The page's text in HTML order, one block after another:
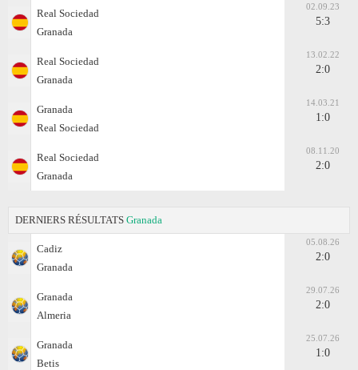
Real Sociedad
Granada
02.09.23
5:3
Real Sociedad
Granada
13.02.22
2:0
Granada
Real Sociedad
14.03.21
1:0
Real Sociedad
Granada
08.11.20
2:0
DERNIERS RÉSULTATS Granada
Cadiz
Granada
05.08.26
2:0
Granada
Almeria
29.07.26
2:0
Granada
Betis
25.07.26
1:0